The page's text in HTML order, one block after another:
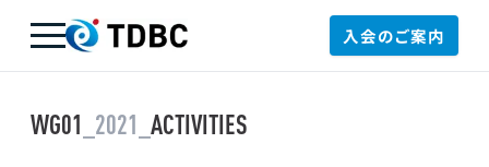
TDBC 入会のご案内
WG01 _2021_ ACTIVITIES